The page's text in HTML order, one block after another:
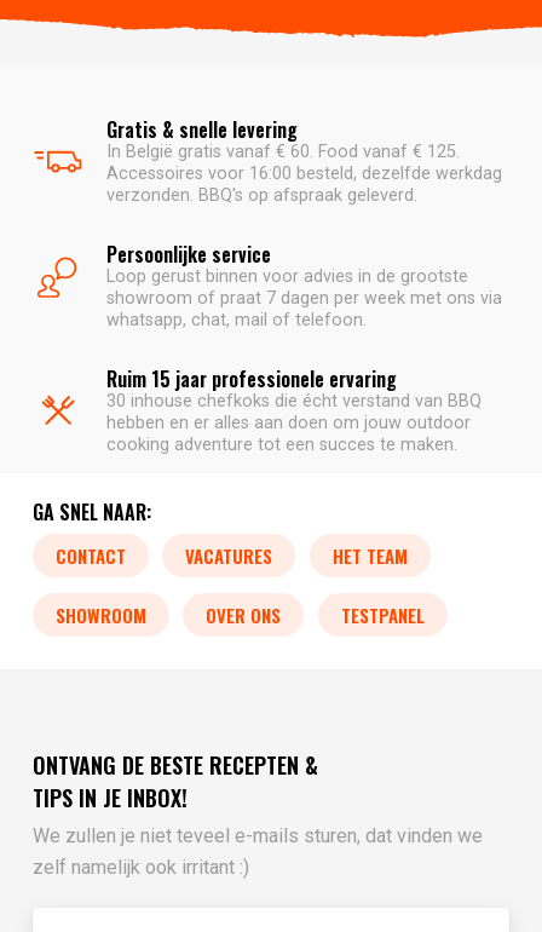
Gratis & snelle levering
In België gratis vanaf € 60. Food vanaf € 125.
Accessoires voor 16:00 besteld, dezelfde werkdag
verzonden. BBQ's op afspraak geleverd.
Persoonlijke service
Loop gerust binnen voor advies in de grootste
showroom of praat 7 dagen per week met ons via
whatsapp, chat, mail of telefoon.
Ruim 15 jaar professionele ervaring
30 inhouse chefkoks die écht verstand van BBQ
hebben en er alles aan doen om jouw outdoor
cooking adventure tot een succes te maken.
GA SNEL NAAR:
CONTACT VACATURES HET TEAM
SHOWROOM OVER ONS TESTPANEL
ONTVANG DE BESTE RECEPTEN &
TIPS IN JE INBOX!
We zullen je niet teveel e-mails sturen, dat vinden we
zelf namelijk ook irritant :)